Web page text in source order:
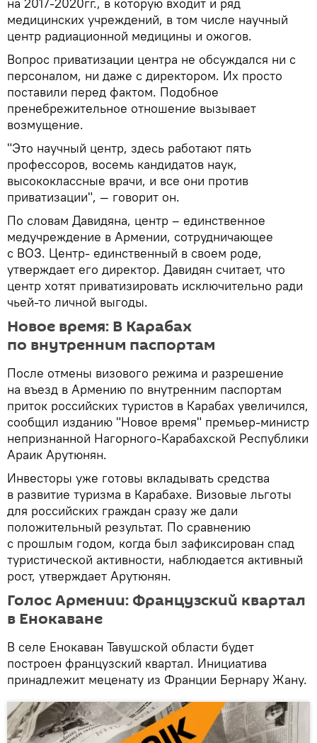
медицинских учреждений, в том числе научный
центр радиационной медицины и ожогов.
Вопрос приватизации центра не обсуждался ни с
персоналом, ни даже с директором. Их просто
поставили перед фактом. Подобное
пренебрежительное отношение вызывает
возмущение.
"Это научный центр, здесь работают пять
профессоров, восемь кандидатов наук,
высококлассные врачи, и все они против
приватизации", — говорит он.
По словам Давидяна, центр – единственное
медучреждение в Армении, сотрудничающее
с ВОЗ. Центр- единственный в своем роде,
утверждает его директор. Давидян считает, что
центр хотят приватизировать исключительно ради
чьей-то личной выгоды.
Новое время: В Карабах
по внутренним паспортам
После отмены визового режима и разрешение
на въезд в Армению по внутренним паспортам
приток российских туристов в Карабах увеличился,
сообщил изданию "Новое время" премьер-министр
непризнанной Нагорного-Карабахской Республики
Араик Арутюнян.
Инвесторы уже готовы вкладывать средства
в развитие туризма в Карабахе. Визовые льготы
для российских граждан сразу же дали
положительный результат. По сравнению
с прошлым годом, когда был зафиксирован спад
туристической активности, наблюдается активный
рост, утверждает Арутюнян.
Голос Армении: Французский квартал
в Енокаване
В селе Енокаван Тавушской области будет
построен французский квартал. Инициатива
принадлежит меценату из Франции Бернару Жану.